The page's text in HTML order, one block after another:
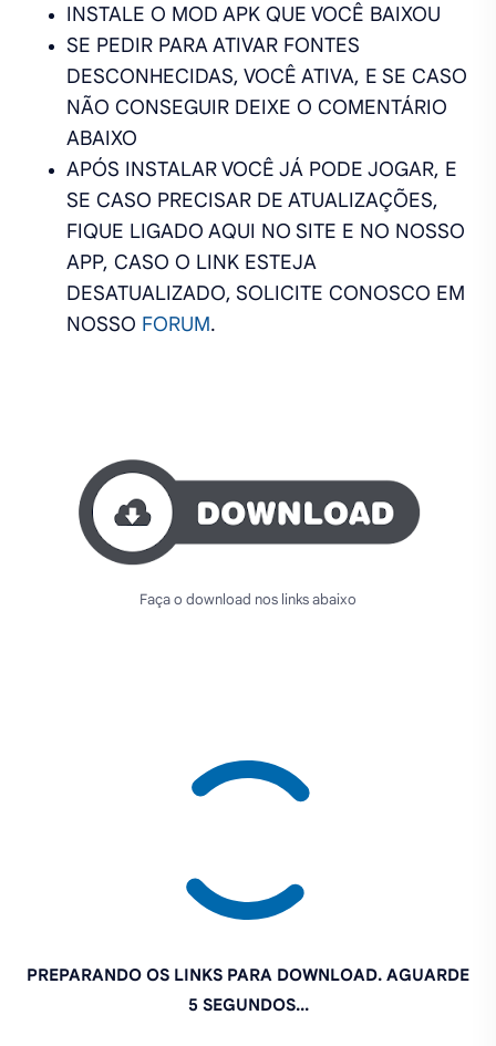
INSTALE O MOD APK QUE VOCÊ BAIXOU
SE PEDIR PARA ATIVAR FONTES
DESCONHECIDAS, VOCÊ ATIVA, E SE CASO
NÃO CONSEGUIR DEIXE O COMENTÁRIO
ABAIXO
APÓS INSTALAR VOCÊ JÁ PODE JOGAR, E
SE CASO PRECISAR DE ATUALIZAÇÕES,
FIQUE LIGADO AQUI NO SITE E NO NOSSO
APP, CASO O LINK ESTEJA
DESATUALIZADO, SOLICITE CONOSCO EM
NOSSO FORUM.
Faça o download nos links abaixo
PREPARANDO OS LINKS PARA DOWNLOAD. AGUARDE
4 SEGUNDOS...
Se o MOD não quer baixar, tente novamenteCLICANDO
AQUI